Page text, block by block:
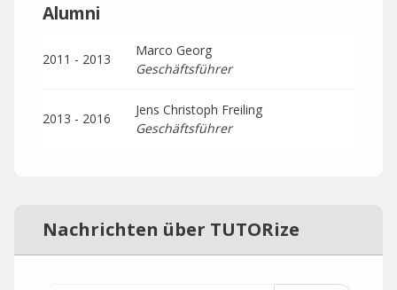
Alumni
2011 - 2013
Marco Georg
Geschäftsführer
2013 - 2016
Jens Christoph Freiling
Geschäftsführer
Nachrichten über TUTORize